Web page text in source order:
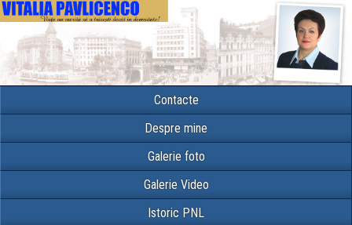
Contacte
Despre mine
Galerie foto
Galerie Video
Istoric PNL